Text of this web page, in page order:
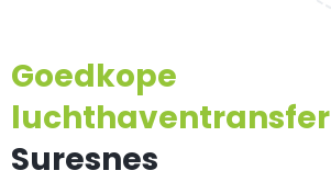
Goedkope
luchthaventransfer
Suresnes